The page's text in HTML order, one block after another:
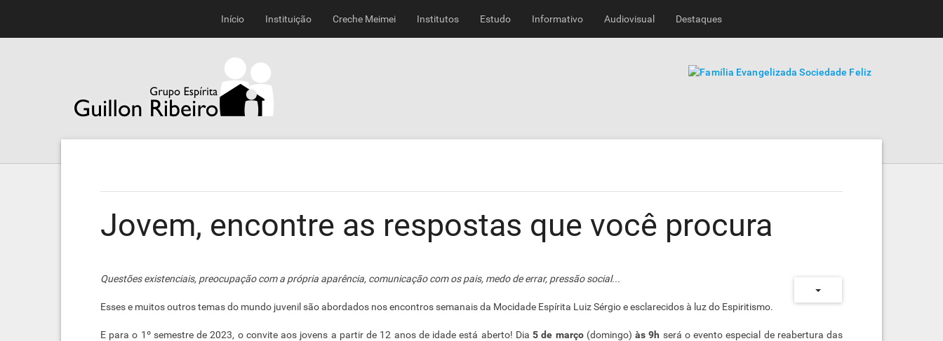
Início Instituição Creche Meimei Institutos Estudo Informativo Audiovisual Destaques
Jovem, encontre as respostas que você procura
Questões existenciais, preocupação com a própria aparência, comunicação com os pais, medo de errar, pressão social...
Esses e muitos outros temas do mundo juvenil são abordados nos encontros semanais da Mocidade Espírita Luiz Sérgio e esclarecidos à luz do Espiritismo.
E para o 1º semestre de 2023, o convite aos jovens a partir de 12 anos de idade está aberto! Dia5 de março(domingo)às 9h será o evento especial de reabertura das